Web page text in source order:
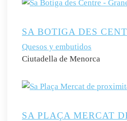
SA BOTIGA DES
Quesos y embutidos
Ciutadella de Menorca
SA PLAÇA MERCAT